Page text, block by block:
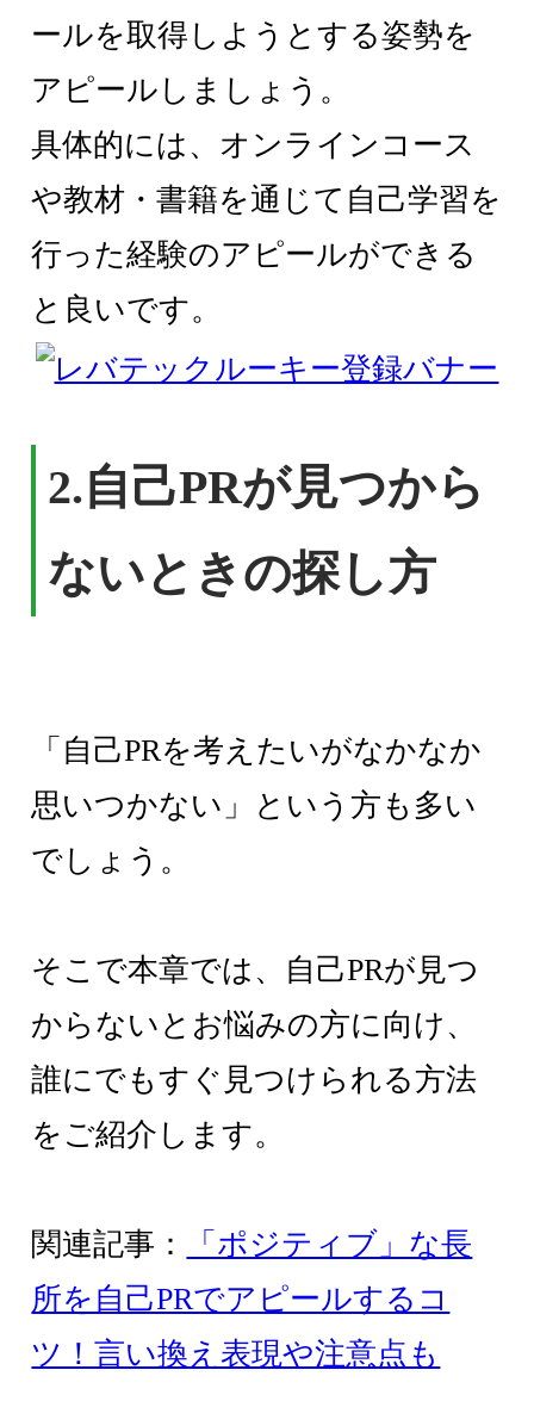
ールを取得しようとする姿勢を
アピールしましょう。
具体的には、オンラインコース
や教材・書籍を通じて自己学習を
行った経験のアピールができる
と良いです。
2.自己PRが見つから
ないときの探し方
「自己PRを考えたいがなかなか
思いつかない」という方も多い
でしょう。
そこで本章では、自己PRが見つ
からないとお悩みの方に向け、
誰にでもすぐ見つけられる方法
をご紹介します。
関連記事：
「ポジティブ」な長
所を自己PRでアピールするコ
ツ！言い換え表現や注意点も